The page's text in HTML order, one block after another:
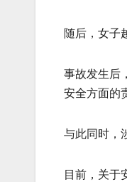
随后，女子
事故发生后
安全方面的
与此同时，
目前，关于